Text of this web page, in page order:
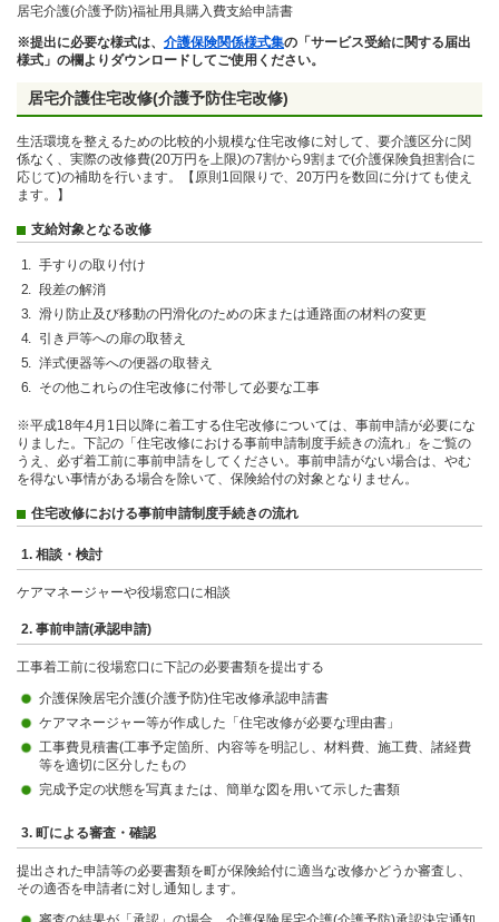
居宅介護(介護予防)福祉用具購入費支給申請書
※提出に必要な様式は、 介護保険関係様式集の「サービス受給に関する届出
様式」の欄よりダウンロードしてご使用ください。
居宅介護住宅改修(介護予防住宅改修)
生活環境を整えるための比較的小規模な住宅改修に対して、要介護区分に関
係なく、実際の改修費(20万円を上限)の7割から9割まで(介護保険負担割合に
応じて)の補助を行います。【原則1回限りで、20万円を数回に分けても使え
ます。】
支給対象となる改修
手すりの取り付け
段差の解消
滑り防止及び移動の円滑化のための床または通路面の材料の変更
引き戸等への扉の取替え
洋式便器等への便器の取替え
その他これらの住宅改修に付帯して必要な工事
※平成18年4月1日以降に着工する住宅改修については、事前申請が必要にな
りました。下記の「住宅改修における事前申請制度手続きの流れ」をご覧の
うえ、必ず着工前に事前申請をしてください。事前申請がない場合は、やむ
を得ない事情がある場合を除いて、保険給付の対象となりません。
住宅改修における事前申請制度手続きの流れ
1. 相談・検討
ケアマネージャーや役場窓口に相談
2. 事前申請(承認申請)
工事着工前に役場窓口に下記の必要書類を提出する
介護保険居宅介護(介護予防)住宅改修承認申請書
ケアマネージャー等が作成した「住宅改修が必要な理由書」
工事費見積書(工事予定箇所、内容等を明記し、材料費、施工費、諸経費
等を適切に区分したもの
完成予定の状態を写真または、簡単な図を用いて示した書類
3. 町による審査・確認
提出された申請等の必要書類を町が保険給付に適当な改修かどうか審査し、
その適否を申請者に対し通知します。